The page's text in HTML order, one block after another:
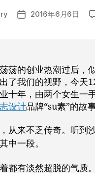
发 2016年6月6日
荡的创业热潮过后，
了我们的视野，今天
十年，由两个女生一
设计品牌“su素”的故事
从来不乏传奇。听到
中一段。
都有淡然超脱的气质